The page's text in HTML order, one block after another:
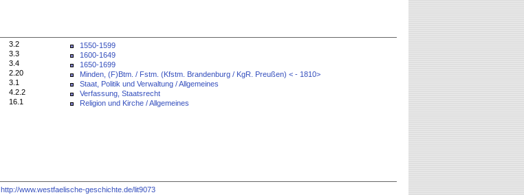
3.2
1550-1599
3.3
1600-1649
3.4
1650-1699
2.20
Minden, (F)Btm. / Fstm. (Kfstm. Brandenburg / KgR. Preußen) < - 1810>
3.1
Staat, Politik und Verwaltung / Allgemeines
4.2.2
Verfassung, Staatsrecht
16.1
Religion und Kirche / Allgemeines
http://www.westfaelische-geschichte.de/lit9073